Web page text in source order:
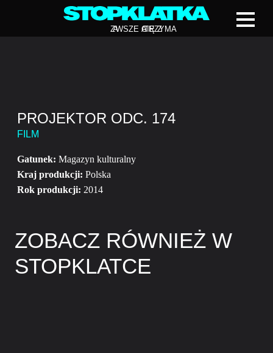
ZAWSZE CIĘ Z
ATRZYMA
PROJEKTOR ODC. 174
FILM
Gatunek: Magazyn kulturalny
Kraj produkcji: Polska
Rok produkcji: 2014
ZOBACZ RÓWNIEŻ W
STOPKLATCE